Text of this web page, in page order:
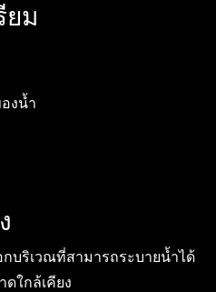
ยม
งน้ำ
กบริเวณที่สามารถระบายน้ำได้
ใกล้เคียง